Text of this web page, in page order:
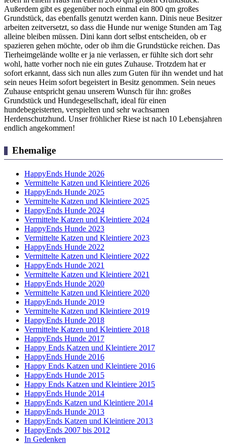
Außerdem gibt es gegenüber noch einmal ein 800 qm großes
Grundstück, das ebenfalls genutzt werden kann. Dinis neue Besitzer
arbeiten zeitversetzt, so dass die Hunde nur wenige Stunden am Tag
alleine bleiben müssen. Dini kann dort selbst entscheiden, ob er
spazieren gehen möchte, oder ob ihm die Grundstücke reichen. Das
Tierheimgelände wollte er ja nie verlassen, er fühlte sich dort sehr
wohl, hatte vorher noch nie ein gutes Zuhause. Trotzdem hat er
sofort erkannt, dass sich nun alles zum Guten für ihn wendet und hat
sein neues Heim sofort begeistert in Besitz genommen. Sein neues
Zuhause entspricht genau unserem Wunsch für ihn: großes
Grundstück und Hundegesellschaft, ideal für einen
hundebegeisterten, verspielten und sehr wachsamen
Herdenschutzhund. Unser fröhlicher Riese ist nach 10 Lebensjahren
endlich angekommen!
Ehemalige
HappyEnds Hunde 2026
Vermittelte Katzen und Kleintiere 2026
HappyEnds Hunde 2025
Vermittelte Katzen und Kleintiere 2025
HappyEnds Hunde 2024
Vermittelte Katzen und Kleintiere 2024
HappyEnds Hunde 2023
Vermittelte Katzen und Kleintiere 2023
HappyEnds Hunde 2022
Vermittelte Katzen und Kleintiere 2022
HappyEnds Hunde 2021
Vermittelte Katzen und Kleintiere 2021
HappyEnds Hunde 2020
Vermittelte Katzen und Kleintiere 2020
HappyEnds Hunde 2019
Vermittelte Katzen und Kleintiere 2019
HappyEnds Hunde 2018
Vermittelte Katzen und Kleintiere 2018
HappyEnds Hunde 2017
Happy Ends Katzen und Kleintiere 2017
HappyEnds Hunde 2016
Happy Ends Katzen und Kleintiere 2016
HappyEnds Hunde 2015
Happy Ends Katzen und Kleintiere 2015
HappyEnds Hunde 2014
HappyEnds Katzen und Kleintiere 2014
HappyEnds Hunde 2013
HappyEnds Katzen und Kleintiere 2013
HappyEnds 2007 bis 2012
In Gedenken